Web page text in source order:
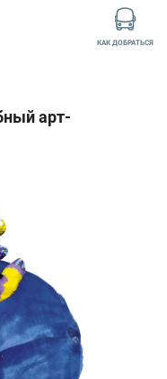
КАК ДОБРАТЬСЯ